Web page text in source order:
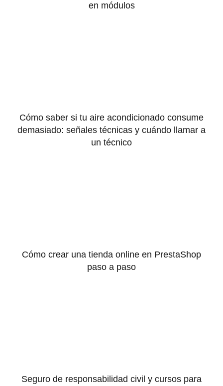
en módulos
Cómo saber si tu aire acondicionado consume
demasiado: señales técnicas y cuándo llamar a
un técnico
Cómo crear una tienda online en PrestaShop
paso a paso
Seguro de responsabilidad civil y cursos para